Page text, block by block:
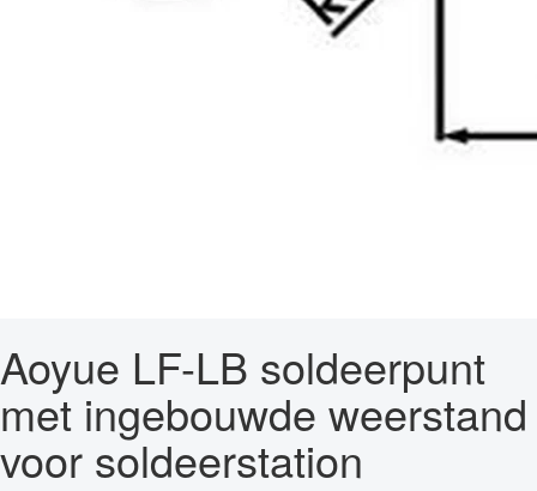
Aoyue LF-LB soldeerpunt
met ingebouwde weerstand
voor soldeerstation